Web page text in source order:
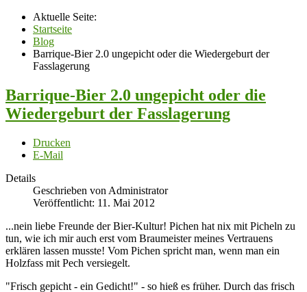
Aktuelle Seite:
Startseite
Blog
Barrique-Bier 2.0 ungepicht oder die Wiedergeburt der
Fasslagerung
Barrique-Bier 2.0 ungepicht oder die
Wiedergeburt der Fasslagerung
Drucken
E-Mail
Details
Geschrieben von Administrator
Veröffentlicht: 11. Mai 2012
...nein liebe Freunde der Bier-Kultur! Pichen hat nix mit Picheln zu
tun, wie ich mir auch erst vom Braumeister meines Vertrauens
erklären lassen musste! Vom Pichen spricht man, wenn man ein
Holzfass mit Pech versiegelt.
"Frisch gepicht - ein Gedicht!" - so hieß es früher. Durch das frisch